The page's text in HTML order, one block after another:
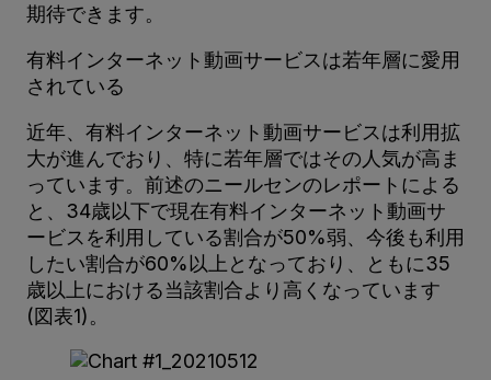
期待できます。
有料インターネット動画サービスは若年層に愛用
されている
近年、有料インターネット動画サービスは利用拡
大が進んでおり、特に若年層ではその人気が高ま
っています。前述のニールセンのレポートによる
と、34歳以下で現在有料インターネット動画サ
ービスを利用している割合が50%弱、今後も利用
したい割合が60%以上となっており、ともに35
歳以上における当該割合より高くなっています
(図表1)。